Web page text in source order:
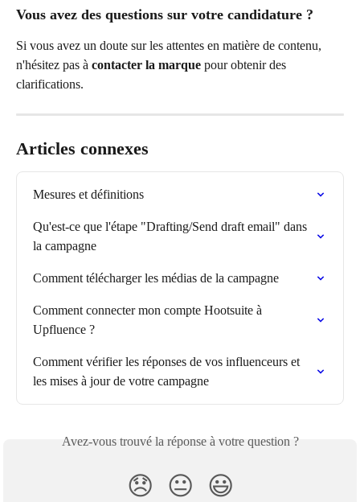
Vous avez des questions sur votre candidature ?
Si vous avez un doute sur les attentes en matière de contenu,
n'hésitez pas à contacter la marque pour obtenir des
clarifications.
Articles connexes
Mesures et définitions
Qu'est-ce que l'étape "Drafting/Send draft email" dans
la campagne
Comment télécharger les médias de la campagne
Comment connecter mon compte Hootsuite à
Upfluence ?
Comment vérifier les réponses de vos influenceurs et
les mises à jour de votre campagne
Avez-vous trouvé la réponse à votre question ?
😞 😐 😃